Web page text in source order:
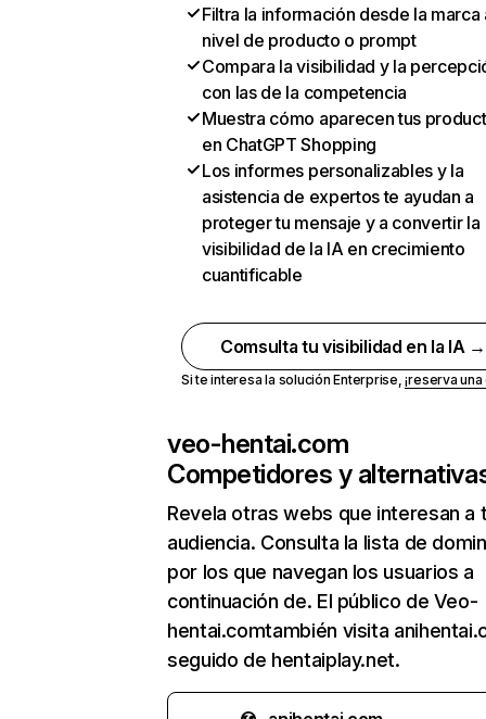
Filtra la información desde la marca
nivel de producto o prompt
Compara la visibilidad y la
con las de la competencia
Muestra cómo aparecen tus
en ChatGPT Shopping
Los informes personalizables y la
asistencia de expertos te ayudan a
proteger tu mensaje y a convertir la
visibilidad de la IA en crecimiento
cuantificable
Comsulta tu visibilidad en la IA →
Si te interesa la solución Enterprise,¡reserva
veo-hentai.com
Competidores y
Revela otras webs que interesan a
audiencia. Consulta la lista de
por los que navegan los usuarios a
continuación de. El público de Veo-
hentai.comtambién visita
seguido de hentaiplay.net.